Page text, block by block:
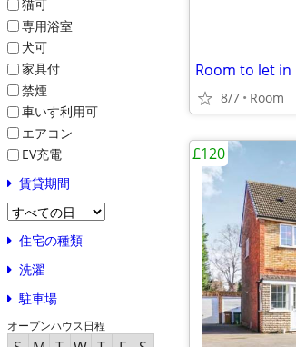
猫可
専用浴室
犬可
家具付
禁煙
車いす利用可
エアコン
EV充電
賃貸期間
住宅の種類
洗濯
駐車場
オープンハウス日程
Room to let
8/7 Room
£120